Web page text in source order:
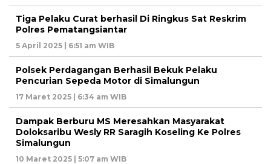
Tiga Pelaku Curat berhasil Di Ringkus Sat Reskrim
Polres Pematangsiantar
5 April 2025 | 6:51 am WIB
Polsek Perdagangan Berhasil Bekuk Pelaku
Pencurian Sepeda Motor di Simalungun
17 Maret 2025 | 6:34 am WIB
Dampak Berburu MS Meresahkan Masyarakat
Doloksaribu Wesly RR Saragih Koseling Ke Polres
Simalungun
10 Maret 2025 | 5:07 am WIB